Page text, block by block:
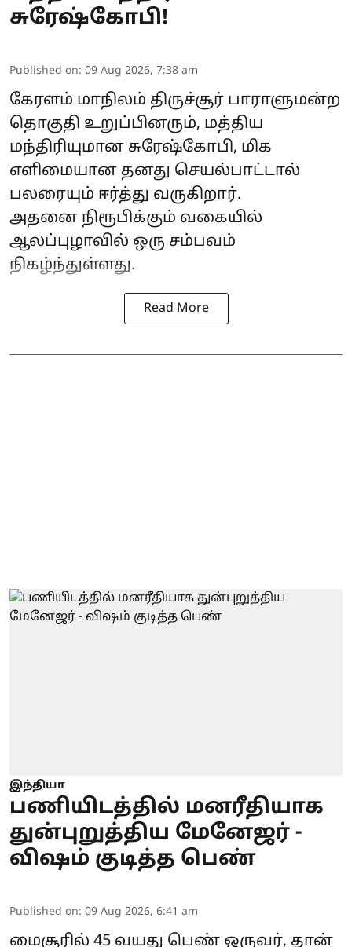
சுரேஷ்கோபி!
Published on: 09 Aug 2026, 7:38 am
கேரளம் மாநிலம் திருச்சூர் பாராளுமன்ற
தொகுதி உறுப்பினரும், மத்திய
மந்திரியுமான சுரேஷ்கோபி, மிக
எளிமையான தனது செயல்பாட்டால்
பலரையும் ஈர்த்து வருகிறார்.
அதனை நிரூபிக்கும் வகையில்
ஆலப்புழாவில் ஒரு சம்பவம்
நிகழ்ந்துள்ளது.
Read More
இந்தியா
பணியிடத்தில் மனரீதியாக
துன்புறுத்திய மேனேஜர் -
விஷம் குடித்த பெண்
Published on: 09 Aug 2026, 6:41 am
மைசூரில் 45 வயது பெண் ஒருவர், தான்